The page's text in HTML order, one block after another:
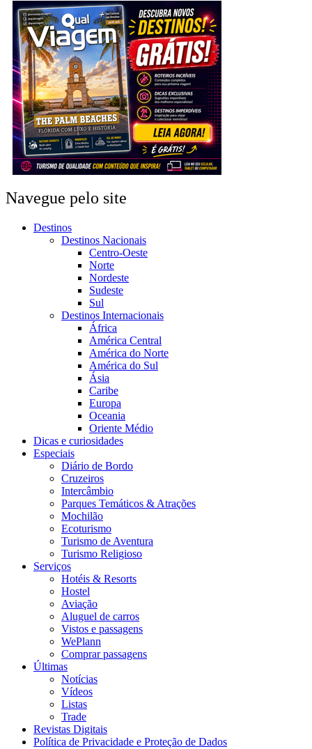
Navegue pelo site
Destinos
Destinos Nacionais
Centro-Oeste
Norte
Nordeste
Sudeste
Sul
Destinos Internacionais
África
América Central
América do Norte
América do Sul
Ásia
Caribe
Europa
Oceania
Oriente Médio
Dicas e curiosidades
Especiais
Diário de Bordo
Cruzeiros
Intercâmbio
Parques Temáticos & Atrações
Mochilão
Ecoturismo
Turismo de Aventura
Turismo Religioso
Serviços
Hotéis & Resorts
Hostel
Aviação
Aluguel de carros
Vistos e passagens
WePlann
Comprar passagens
Últimas
Notícias
Vídeos
Listas
Trade
Revistas Digitais
Política de Privacidade e Proteção de Dados